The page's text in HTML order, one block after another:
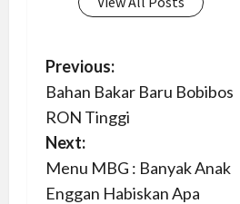
P
o
s
t
Previous:
Bahan Bakar Baru Bobibos
RON Tinggi
Next:
Menu MBG : Banyak Anak
Enggan Habiskan Apa